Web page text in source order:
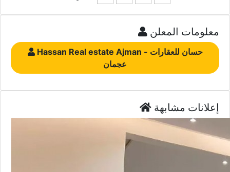
معلومات المعلن
Hassan Real estate Ajman - حسان للعقارات
عجمان
إعلانات مشابهة